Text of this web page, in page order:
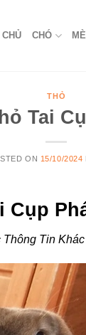
CHÓ
THỎ
Tai
ON 15/10/2024
Cụp
Tin Khác